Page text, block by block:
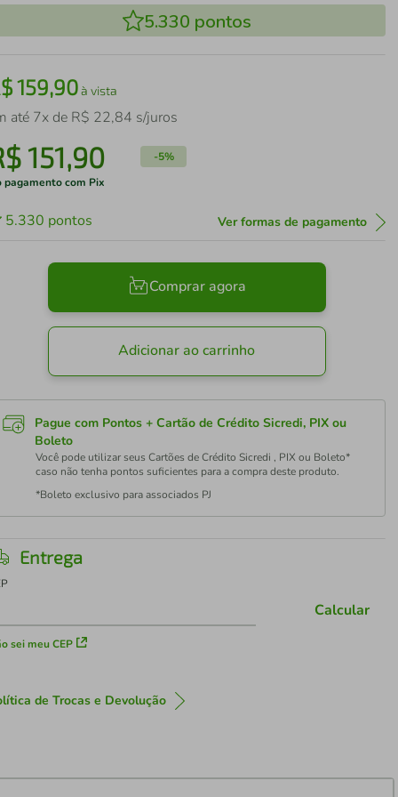
5.330 pontos
159,90à vista
até 7x de R$ 22,84 s/juros
151,90 -5%
pagamento com Pix
5.330 pontos Ver formas de pagamento
Comprar agora
Adicionar ao carrinho
Pague com Pontos + Cartão de Crédito Sicredi, PIX ou
Boleto
Você pode utilizar seus Cartões de Crédito Sicredi , PIX ou Boleto*
caso não tenha pontos suficientes para a compra deste produto.
*Boleto exclusivo para associados PJ
Entrega
sei meu CEP
Calcular
de Trocas e Devolução